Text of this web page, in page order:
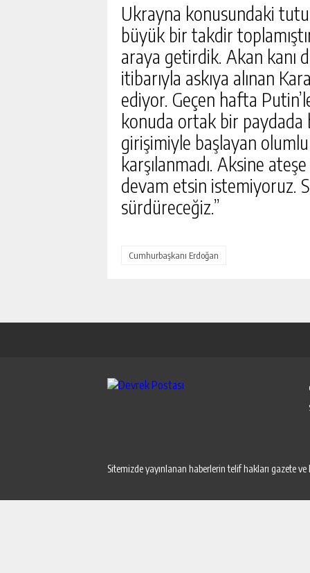
Ukrayna konusundaki
büyük bir takdir
araya getirdik. Akan kanı
itibarıyla askıya alınan
ediyor. Geçen hafta
konuda ortak bir paydada
girişimiyle başlayan
karşılanmadı. Aksine
devam etsin istemiyoruz.
sürdüreceğiz.”
Cumhurbaşkanı Erdoğan
Sitemizde yayınlanan haberlerin telif hakları gazete